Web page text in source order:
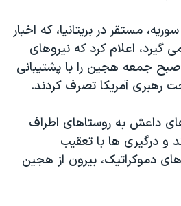
مستقر در بریتانیا، که اخبار
گیرد، اعلام کرد که نیروهای
صبح جمعه هجین را با پشتیبانی
رهبری آمریکا تصرف کردند.
داعش به روستاهای اطراف
درگیری ها با تعقیب
دموکراتیک، بیرون از هجین